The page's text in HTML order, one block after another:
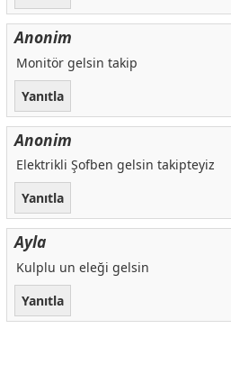
Anonim
Monitör gelsin takip
Yanıtla
Anonim
Elektrikli Şofben gelsin takipteyiz
Yanıtla
Ayla
Kulplu un eleği gelsin
Yanıtla